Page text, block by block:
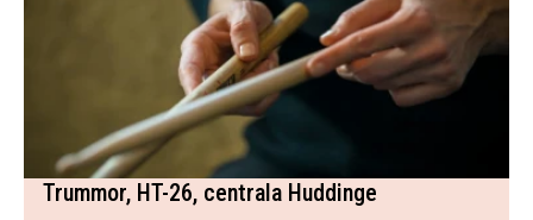
Trummor, HT-26, centrala Huddinge